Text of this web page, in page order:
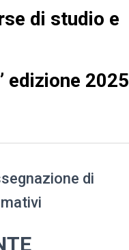
di studio e
edizione 2025
di